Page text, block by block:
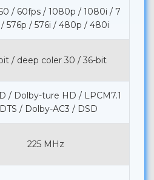
/ 60fps / 1080p / 1080i / 7
576p / 576i / 480p / 480i
/ deep coler 30 / 36-bit
/ Dolby-ture HD / LPCM7.1
/ Dolby-AC3 / DSD
225 MHz